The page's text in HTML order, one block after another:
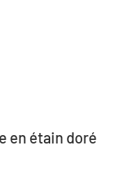
en étain doré